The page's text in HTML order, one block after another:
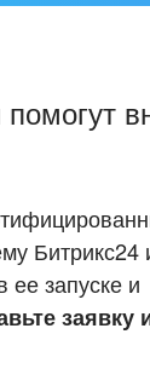
БЕСПЛАТНО
ВХОД
ВХОД
партнёром
партнеров
видеокейсы
Битрикс24
ее запуске и
заявку